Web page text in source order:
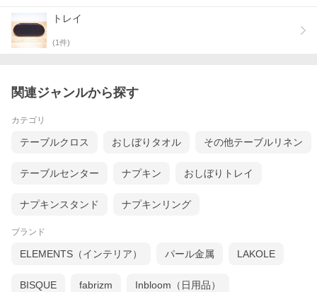
トレイ
(1件)
関連ジャンルから探す
カテゴリ
テーブルクロス おしぼりタオル その他テーブルリネン
テーブルセンター ナプキン おしぼりトレイ
ナプキンスタンド ナプキンリング
ブランド
ELEMENTS（インテリア） パール金属 LAKOLE
BISQUE fabrizm Inbloom（日用品）